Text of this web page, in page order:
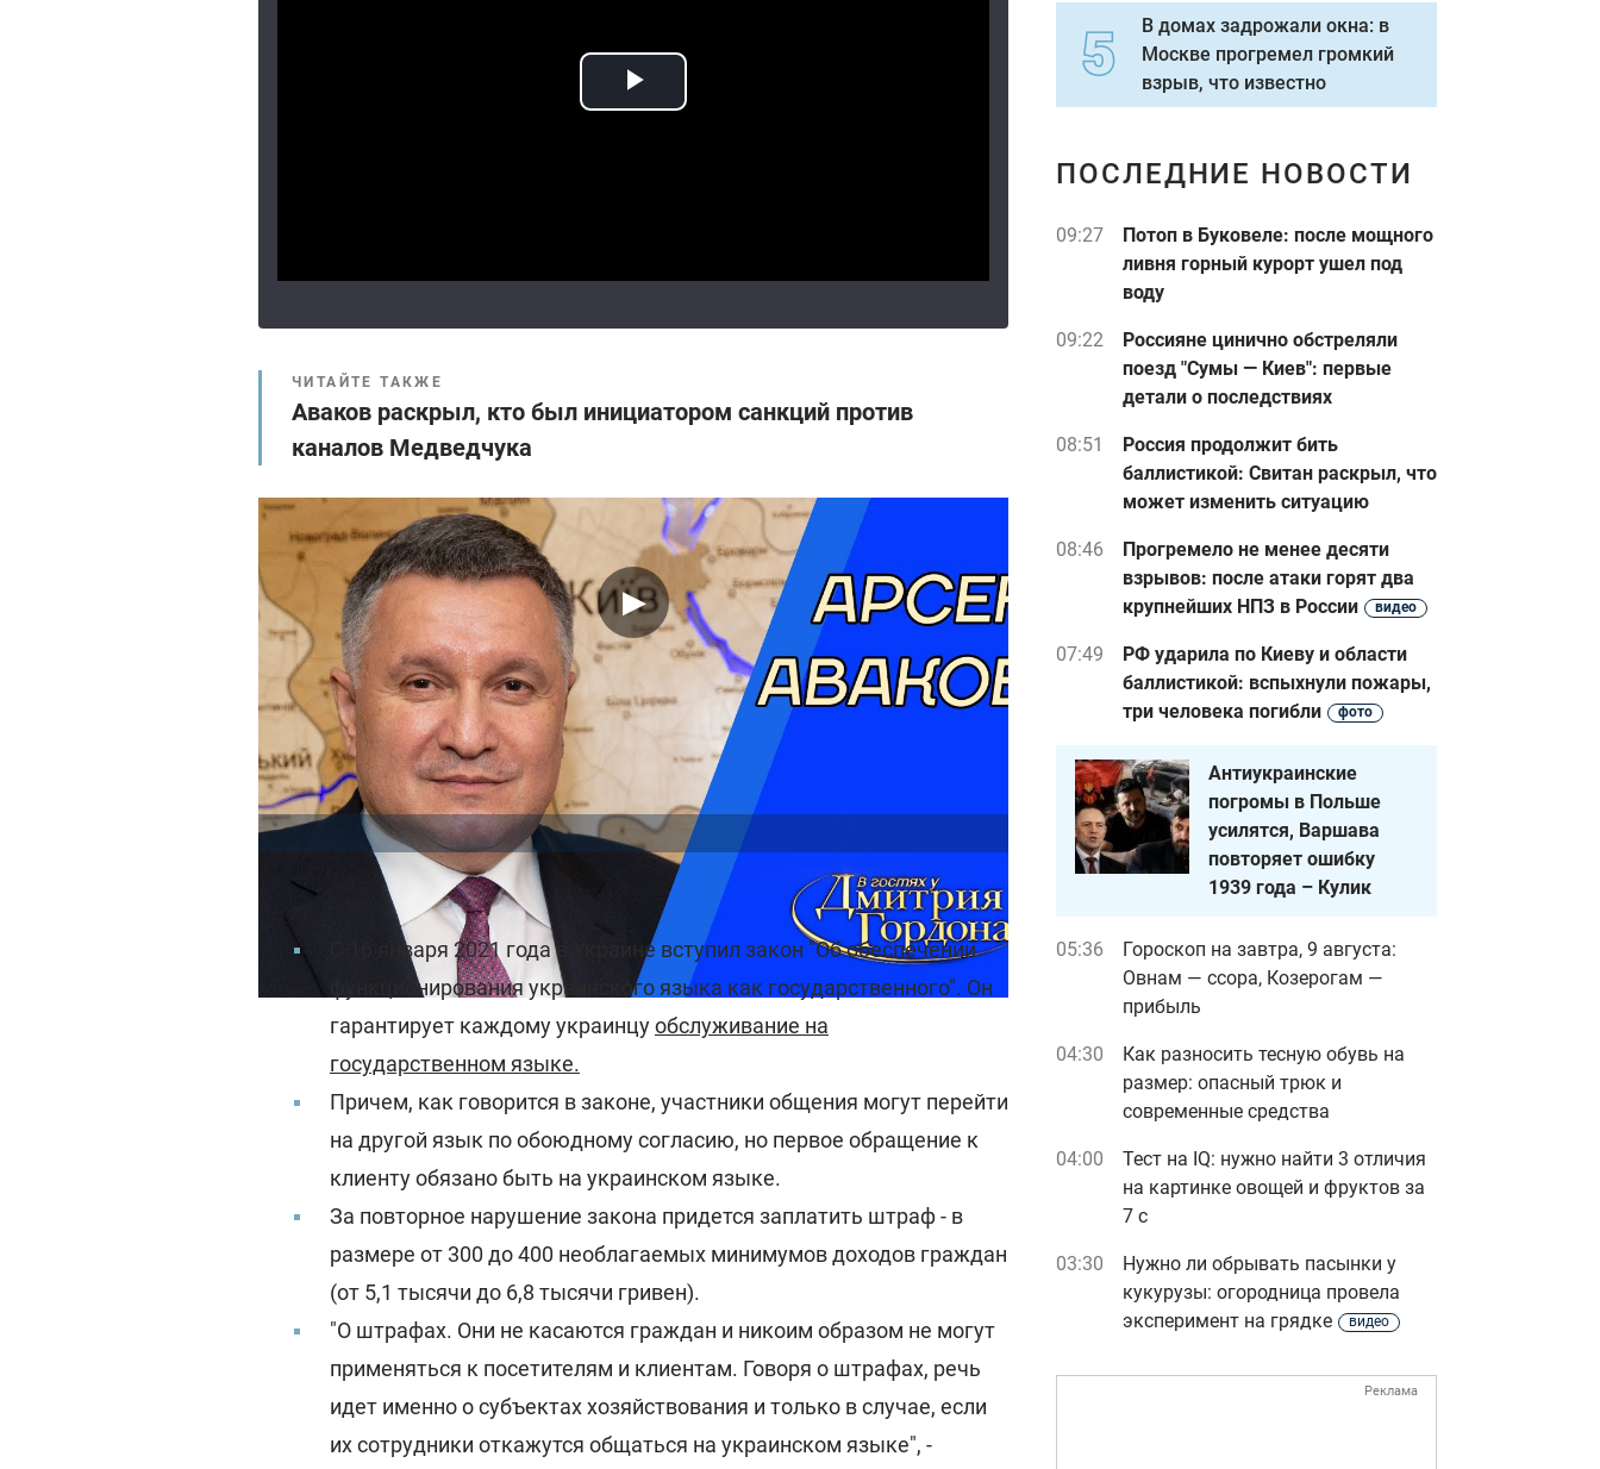
ЧИТАЙТЕ ТАКЖЕ
Аваков раскрыл, кто был инициатором санкций против
каналов Медведчука
Напомним, ранее сообщалось:
С 16 января 2021 года в Украине вступил закон "Об обеспечении
функционирования украинского языка как государственного". Он
гарантирует каждому украинцуобслуживание на
государственном языке.
Причем, как говорится в законе, участники общения могут перейти
на другой язык по обоюдному согласию, но первое обращение к
клиенту обязано быть на украинском языке.
За повторное нарушение закона придется заплатить штраф - в
размере от 300 до 400 необлагаемых минимумов доходов граждан
(от 5,1 тысячи до 6,8 тысячи гривен).
"О штрафах. Они не касаются граждан и никоим образом не могут
применяться к посетителям и клиентам. Говоря о штрафах, речь
идет именно о субъектах хозяйствования и только в случае, если
их сотрудники откажутся общаться на украинском языке", -
В домах задрожали окна: в
Москве прогремел громкий
взрыв, что известно
ПОСЛЕДНИЕ НОВОСТИ
09:27
Потоп в Буковеле: после мощного
ливня горный курорт ушел под
воду
09:22
Россияне цинично обстреляли
поезд "Сумы — Киев": первые
детали о последствиях
08:51
Россия продолжит бить
баллистикой: Свитан раскрыл, что
может изменить ситуацию
08:46
Прогремело не менее десяти
взрывов: после атаки горят два
крупнейших НПЗ в России
видео
07:49
РФ ударила по Киеву и области
баллистикой: вспыхнули пожары,
три человека погибли
фото
Антиукраинские
погромы в Польше
усилятся, Варшава
повторяет ошибку
1939 года – Кулик
05:36
Гороскоп на завтра, 9 августа:
Овнам — ссора, Козерогам —
прибыль
04:30
Как разносить тесную обувь на
размер: опасный трюк и
современные средства
04:00
Тест на IQ: нужно найти 3 отличия
на картинке овощей и фруктов за
7 с
03:30
Нужно ли обрывать пасынки у
кукурузы: огородница провела
эксперимент на грядке
видео
Реклама